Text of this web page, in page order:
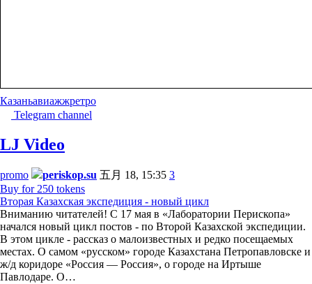
Казаньавиажжретро
Telegram channel
LJ Video
promo periskop.su 五月 18, 15:35 3
Buy for 250 tokens
Вторая Казахская экспедиция - новый цикл
Вниманию читателей! С 17 мая в «Лаборатории Перископа»
начался новый цикл постов - по Второй Казахской экспедиции.
В этом цикле - рассказ о малоизвестных и редко посещаемых
местах. О самом «русском» городе Казахстана Петропавловске и
ж/д коридоре «Россия — Россия», о городе на Иртыше
Павлодаре. О…